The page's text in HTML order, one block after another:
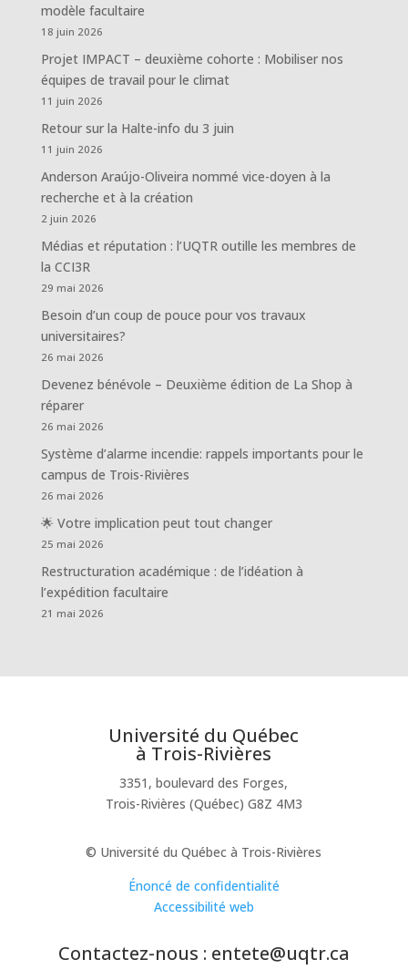
modèle facultaire
18 juin 2026
Projet IMPACT – deuxième cohorte : Mobiliser nos
équipes de travail pour le climat
11 juin 2026
Retour sur la Halte-info du 3 juin
11 juin 2026
Anderson Araújo-Oliveira nommé vice-doyen à la
recherche et à la création
2 juin 2026
Médias et réputation : l’UQTR outille les membres de
la CCI3R
29 mai 2026
Besoin d’un coup de pouce pour vos travaux
universitaires?
26 mai 2026
Devenez bénévole – Deuxième édition de La Shop à
réparer
26 mai 2026
Système d’alarme incendie: rappels importants pour le
campus de Trois-Rivières
26 mai 2026
🌟 Votre implication peut tout changer
25 mai 2026
Restructuration académique : de l’idéation à
l’expédition facultaire
21 mai 2026
Université du Québec
à Trois-Rivières
3351, boulevard des Forges,
Trois-Rivières (Québec) G8Z 4M3
© Université du Québec à Trois-Rivières
Énoncé de confidentialité
Accessibilité web
Contactez-nous : entete@uqtr.ca